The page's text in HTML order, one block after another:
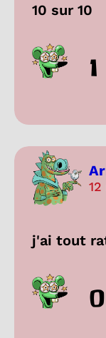
10 sur 10
1
j'ai tout
0